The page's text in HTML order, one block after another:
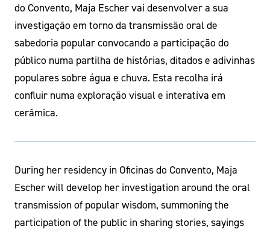
do Convento, Maja Escher vai desenvolver a sua
investigação em torno da transmissão oral de
sabedoria popular convocando a participação do
público numa partilha de histórias, ditados e adivinhas
populares sobre água e chuva. Esta recolha irá
confluir numa exploração visual e interativa em
cerâmica.
During her residency in Oficinas do Convento, Maja
Escher will develop her investigation around the oral
transmission of popular wisdom, summoning the
participation of the public in sharing stories, sayings